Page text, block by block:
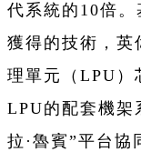
代系統的10倍。
獲得的技術，英
理單元（LPU）
LPU的配套機架
拉·魯賓”平台協